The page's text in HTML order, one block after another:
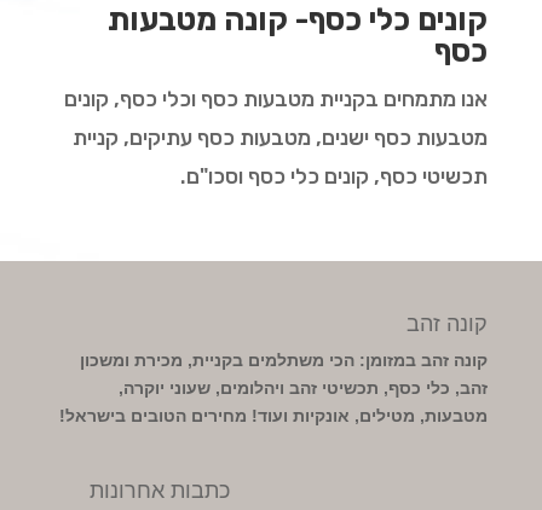
קונים כלי כסף- קונה מטבעות
כסף
אנו מתמחים בקניית מטבעות כסף וכלי כסף, קונים
מטבעות כסף ישנים, מטבעות כסף עתיקים, קניית
תכשיטי כסף, קונים כלי כסף וסכו"ם.
קונה זהב
קונה זהב במזומן: הכי משתלמים בקניית, מכירת ומשכון
זהב, כלי כסף, תכשיטי זהב ויהלומים, שעוני יוקרה,
מטבעות, מטילים, אונקיות ועוד! מחירים הטובים בישראל!
כתבות אחרונות